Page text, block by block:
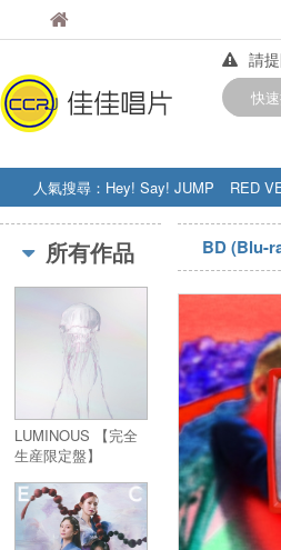
佳佳唱
請
【
快
人氣搜尋： Hey! Say! JUMP RED
STRAY KIDS
盧廣仲 周杰伦
所有作品
LUMINOUS 【完全
生産限定盤】
ray+GOODS)
BD (Blu-